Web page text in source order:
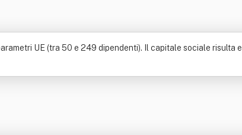
UE (tra 50 e 249 dipendenti). Il capitale sociale risulta